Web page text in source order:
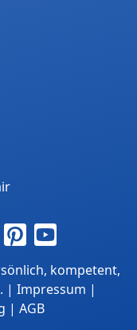
kompetent,
| Impressum |
| AGB